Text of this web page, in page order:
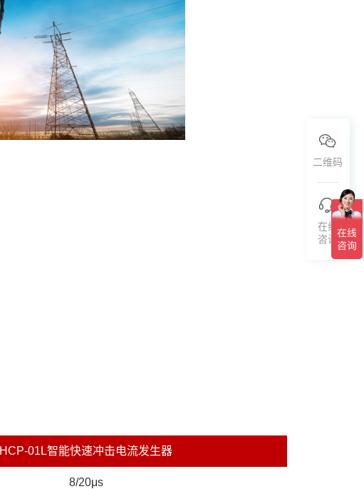
HCP-01L智能快速冲击电流发生器
8/20μs
二维码
在线
咨询